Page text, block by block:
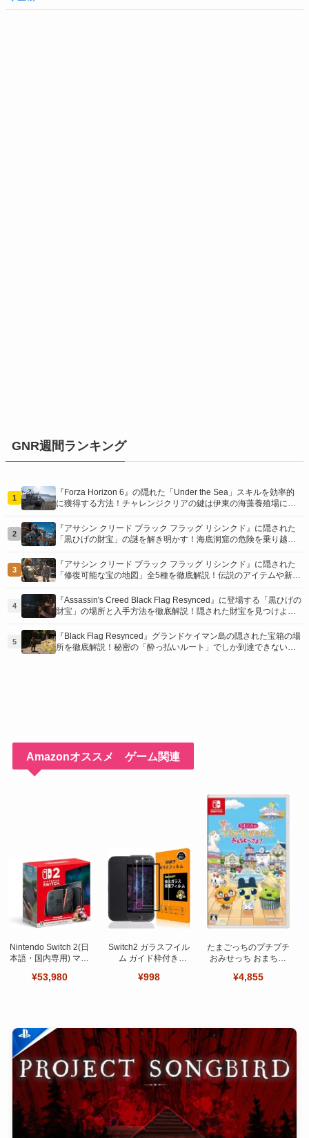
GNR週間ランキング
1
『Forza Horizon 6』の隠れた「Under the Sea」スキルを効率的
に獲得する方法！チャレンジクリアの鍵は伊東の海藻養殖場にあ
2
『アサシン クリード ブラック フラッグ リシンクド』に隠された
「黒ひげの財宝」の謎を解き明かす！海底洞窟の危険を乗り越
3
『アサシン クリード ブラック フラッグ リシンクド』に隠された
「修復可能な宝の地図」全5種を徹底解説！伝説のアイテムや新衣
介！
4
『Assassin's Creed Black Flag Resynced』に登場する「黒ひげの
財宝」の場所と入手方法を徹底解説！隠された財宝を見つけよ
5
『Black Flag Resynced』グランドケイマン島の隠された宝箱の場
所を徹底解説！秘密の「酔っ払いルート」でしか到達できないお
Amazonオススメ ゲーム関連
Nintendo Switch 2(日
本語・国内専用) マリ
ット
¥53,980
Switch2 ガラスフイル
ム ガイド枠付き
ット 日本旭硝子製-高
¥998
たまごっちのプチプチ
おみせっち おまちど
¥4,855